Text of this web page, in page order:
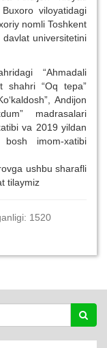
viloyatidagi
nomli Toshkent
universitetini
“Ahmadali
shahri “Oq tepa”
Andijon
madrasalari
va 2019 yildan
imom-xatibi
ushbu sharafli
tilaymiz
1520